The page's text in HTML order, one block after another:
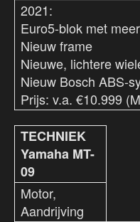
2021:
Euro5-blok met
Nieuw frame
Nieuwe, lichtere
Nieuw Bosch ABS-
Prijs: v.a. €10.999
TECHNIEK
Yamaha MT-
09
Motor,
Aandrijving